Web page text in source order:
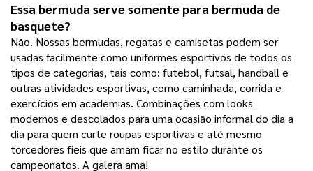
Essa bermuda serve somente para bermuda de
basquete?
Não. Nossas bermudas, regatas e camisetas podem ser
usadas facilmente como uniformes esportivos de todos os
tipos de categorias, tais como: futebol, futsal, handball e
outras atividades esportivas, como caminhada, corrida e
exercícios em academias. Combinações com looks
modernos e descolados para uma ocasião informal do dia a
dia para quem curte roupas esportivas e até mesmo
torcedores fieis que amam ficar no estilo durante os
campeonatos. A galera ama!